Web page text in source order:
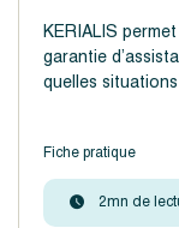
KERIALIS
garantie
quelles
Fiche pratique
2mn de